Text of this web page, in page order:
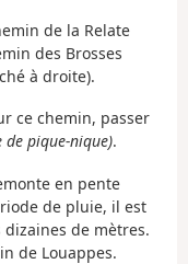
de la Relate
des Brosses
à droite).
ce chemin, passer
de pique-nique).
en pente
de pluie, il est
de mètres.
de Louappes.